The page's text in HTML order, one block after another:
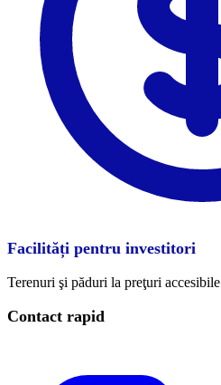
Facilități pentru investitori
Terenuri şi păduri la preţuri accesibile
Contact rapid